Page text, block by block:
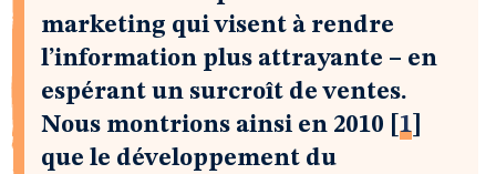
marketing qui visent à rendre
l’information plus attrayante – en
espérant un surcroît de ventes.
Nous montrions ainsi en 2010
1
que le développement du